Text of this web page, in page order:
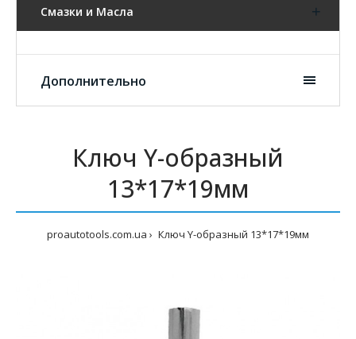
Смазки и Масла
Дополнительно
Ключ Y-образный
13*17*19мм
proautotools.com.ua Ключ Y-образный 13*17*19мм